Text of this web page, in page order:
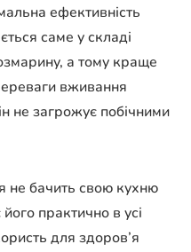
ефективність
саме у складі
а тому краще
вживання
не загрожує побічними
не бачить свою кухню
практично в усі
для здоров’я